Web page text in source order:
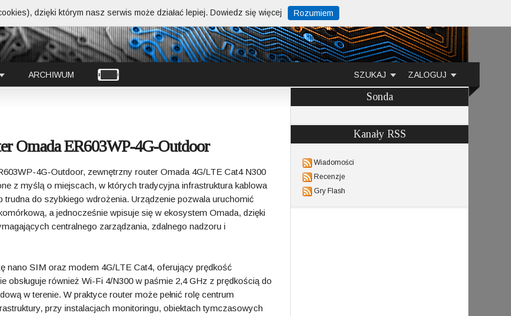
ARCHIWUM ZALOGUJ
SZUKAJ
Omada ER603WP-4G-Outdoor
4G-Outdoor, zewnętrzny router Omada 4G/LTE Cat4 N300
z myślą o miejscach, w których tradycyjna infrastruktura kablowa
trudna do szybkiego wdrożenia. Urządzenie pozwala uruchomić
a jednocześnie wpisuje się w ekosystem Omada, dzięki
centralnego zarządzania, zdalnego nadzoru i
nano SIM oraz modem 4G/LTE Cat4, oferujący prędkość
obsługuje również Wi-Fi 4/N300 w paśmie 2,4 GHz z prędkością do
w terenie. W praktyce router może pełnić rolę centrum
przy instalacjach monitoringu, obiektach tymczasowych
Sonda
Kanały RSS
Wiadomości
Recenzje
Gry Flash
dzięki którym nasz serwis może działać lepiej. Dowiedz się więcej Rozumiem